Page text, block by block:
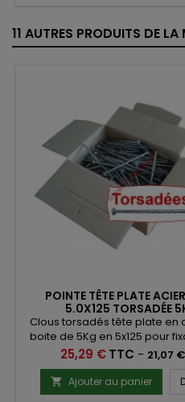
11 AUTRES PRODUITS DE
POINTE TÊTE PLATE
5.0X125 TORSADÉE
Clous torsadés tête plate en
boite de 5Kg en 5x125 pour
et une meilleure
l'arrachement.
Prix
25,29 € TTC - 21,07
 Ajouter au panier